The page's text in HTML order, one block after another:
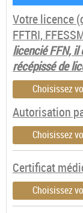
Votre licence
FFTRI,
licencié FFN,
récépissé de
Choisissez
Autorisation
Choisissez
Certificat
Choisissez